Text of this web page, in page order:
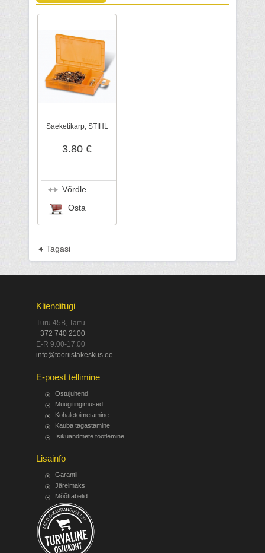
Saeketikarp, STIHL
3.80 €
Võrdle
Osta
Tagasi
Klienditugi
Turu 45B, Tartu
+372 740 2100
E-R 9.00-17.00
info@tooriistakeskus.ee
E-poest tellimine
Ostujuhend
Müügitingimused
Kohaletoimetamine
Kauba tagastamine
Isikuandmete töötlemine
Lisainfo
Garantii
Järelmaks
Mõõttabelid